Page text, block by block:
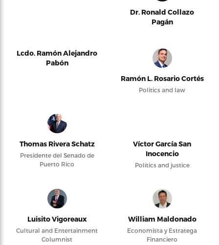
Dr. Ronald Collazo
Pagán
Lcdo. Ramón Alejandro
Pabón
Ramón L. Rosario Cortés
Politics and law
Thomas Rivera Schatz
Presidente del Senado de
Puerto Rico
Víctor García San
Inocencio
Politics and justice
Luisito Vigoreaux
Cultural and Entertainment
Columnist
William Maldonado
Economista y Estratega
Financiero